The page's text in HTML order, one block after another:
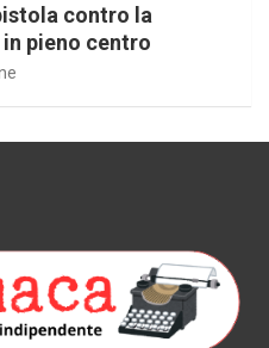
contro la
pieno centro